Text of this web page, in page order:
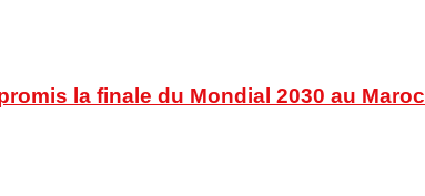
la finale du Mondial 2030 au Maroc